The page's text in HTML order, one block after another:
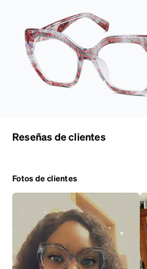
Reseñas de clientes
Fotos de clientes